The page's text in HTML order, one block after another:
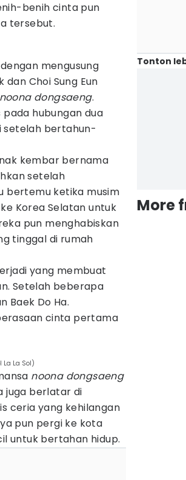
benih cinta pun
tersebut.
mengusung
dan Choi Sung Eun
noona dongsaeng.
hubungan dua
bertahun-
kembar bernama
setelah
bertemu ketika musim
Korea Selatan untuk
pun menghabiskan
tinggal di rumah
yang membuat
Setelah beberapa
Baek Do Ha.
cinta pertama
La La Sol)
noona dongsaeng
juga berlatar di
ceria yang kehilangan
pun pergi ke kota
untuk bertahan hidup.
Tonton
More